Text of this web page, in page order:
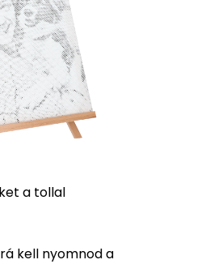
a tollal
kell nyomnod a